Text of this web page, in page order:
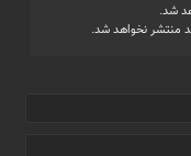
شد.
منتشر نخواهد شد.